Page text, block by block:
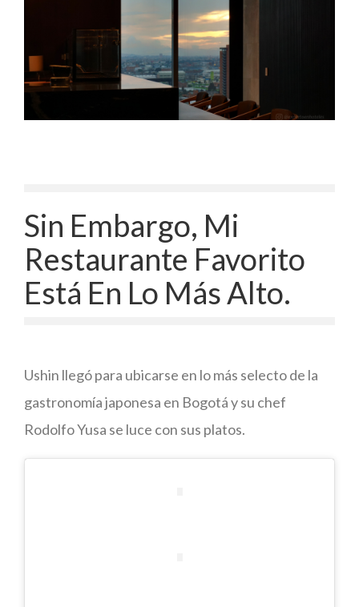
Sin Embargo, Mi
Restaurante Favorito
Está En Lo Más Alto.
Ushin llegó para ubicarse en lo más selecto de la
gastronomía japonesa en Bogotá y su chef
Rodolfo Yusa se luce con sus platos.